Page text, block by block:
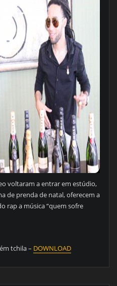
voltaram a entrar em estúdio,
de prenda de natal, oferecem a
rap a música “quem sofre
tchila – DOWNLOAD